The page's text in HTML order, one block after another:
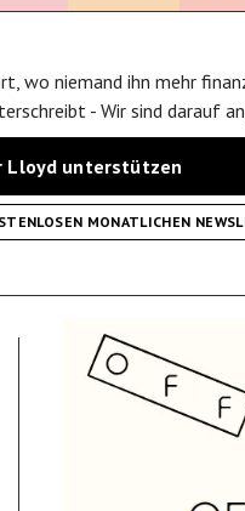
wo niemand ihn mehr
- Wir sind darauf
Lloyd unterstützen
MONATLICHEN